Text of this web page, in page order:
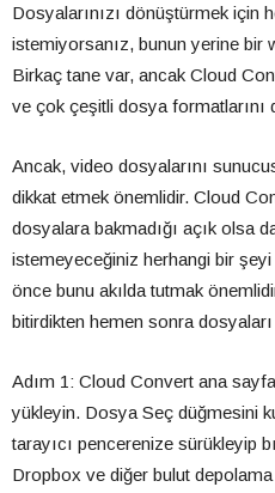
Dosyalarınızı dönüştürmek için
istemiyorsanız, bunun yerine bir
Birkaç tane var, ancak Cloud
ve çok çeşitli dosya formatlarını
Ancak, video dosyalarını
dikkat etmek önemlidir. Cloud
dosyalara bakmadığı açık olsa
istemeyeceğiniz herhangi bir
önce bunu akılda tutmak
bitirdikten hemen sonra dosyaları
Adım 1: Cloud Convert ana
yükleyin. Dosya Seç düğmesini
tarayıcı pencerenize sürükleyip
Dropbox ve diğer bulut